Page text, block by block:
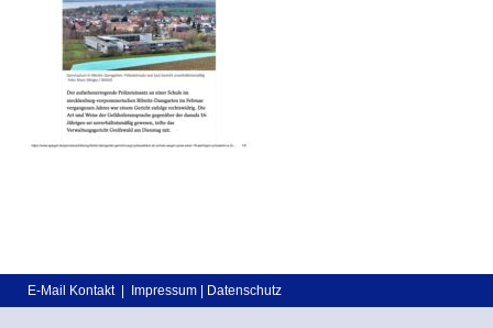
E-Mail Kontakt| Impressum | Datenschutz